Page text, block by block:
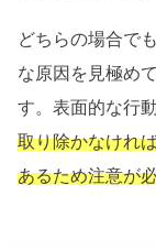
どちらの場合で
な原因を見極め
す。表面的な行
取り除かなけれ
あるため注意が